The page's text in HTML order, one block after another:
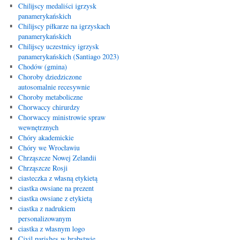
Chilijscy medaliści igrzysk
panamerykańskich
Chilijscy piłkarze na igrzyskach
panamerykańskich
Chilijscy uczestnicy igrzysk
panamerykańskich (Santiago 2023)
Chodów (gmina)
Choroby dziedziczone
autosomalnie recesywnie
Choroby metaboliczne
Chorwaccy chirurdzy
Chorwaccy ministrowie spraw
wewnętrznych
Chóry akademickie
Chóry we Wrocławiu
Chrząszcze Nowej Zelandii
Chrząszcze Rosji
ciasteczka z własną etykietą
ciastka owsiane na prezent
ciastka owsiane z etykietą
ciastka z nadrukiem
personalizowanym
ciastka z własnym logo